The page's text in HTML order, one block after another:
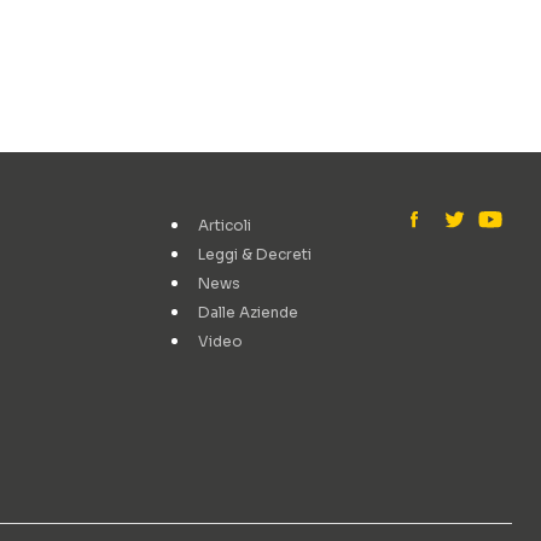
Articoli
Leggi & Decreti
News
Dalle Aziende
Video